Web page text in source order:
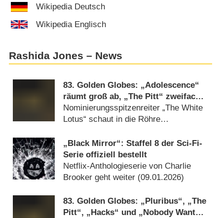
Wikipedia Deutsch
Wikipedia Englisch
Rashida Jones – News
83. Golden Globes: „Adolescence“
räumt groß ab, „The Pitt“ zweifach
ausgezeichnet
Nominierungsspitzenreiter „The White
Lotus“ schaut in die Röhre
„Black Mirror“: Staffel 8 der Sci-Fi-
Serie offiziell bestellt
Netflix-Anthologieserie von Charlie
Brooker geht weiter (09.01.2026)
83. Golden Globes: „Pluribus“, „The
Pitt“, „Hacks“ und „Nobody Wants